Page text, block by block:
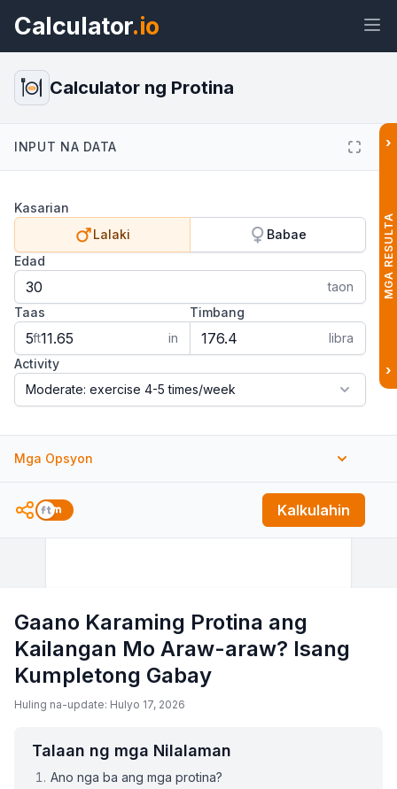
Calculator.io
Widget
Calculator ng Protina
INPUT NA DATA
Kasarian
Lalaki
Babae
Edad
taon
Taas
ft
in
Timbang
libra
Activity
Mga Opsyon
Kalkulahin
›
MGA RESULTA
›
Gaano Karaming Protina ang
Kailangan Mo Araw-araw? Isang
Kumpletong Gabay
Huling na-update: Hulyo 17, 2026
Talaan ng mga Nilalaman
Ano nga ba ang mga protina?